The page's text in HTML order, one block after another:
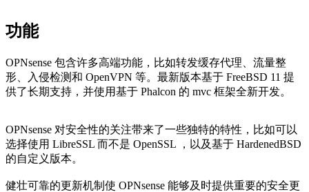
功能
OPNsense 包含许多高端功能，比如转发缓存代理、流量整
形、入侵检测和 OpenVPN 等。最新版本基于 FreeBSD 11 提
供了长期支持，并使用基于 Phalcon 的 mvc 框架全新开发。
OPNsense 对安全性的关注带来了一些独特的特性，比如可以
选择使用 LibreSSL 而不是 OpenSSL ，以及基于 HardenedBSD
的自定义版本。
健壮可靠的更新机制使 OPNsense 能够及时提供重要的安全更